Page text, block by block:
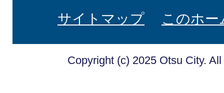
サイトマップ このホ
Copyright (c) 2025 Otsu City.